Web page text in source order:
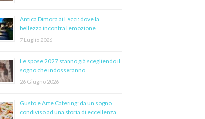
Antica Dimora ai Lecci: dove la
bellezza incontra l’emozione
7 Luglio 2026
Le spose 2027 stanno già scegliendo il
sogno che indosseranno
26 Giugno 2026
Gusto e Arte Catering: da un sogno
condiviso ad una storia di eccellenza